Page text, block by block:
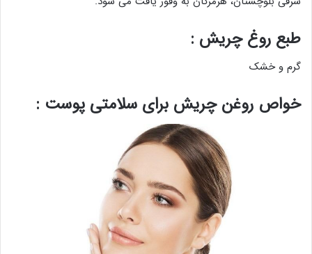
طبع روغ چریش :
گرم و خشک
خواص روغن چریش برای سلامتی پوست :